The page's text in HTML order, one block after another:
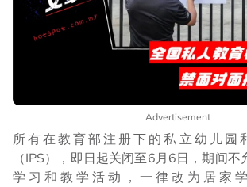
Advertisement
所有在教育部注册下的私立幼儿园
（IPS），即日起关闭至6月6日，期间
学习和教学活动，一律改为居家